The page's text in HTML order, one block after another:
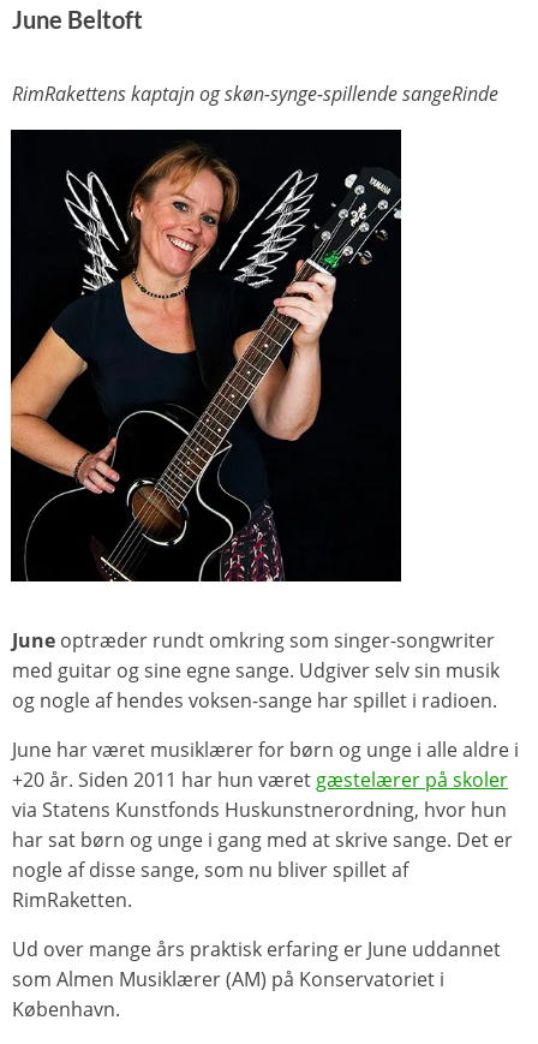
June Beltoft
RimRakettens kaptajn og skøn-synge-spillende sangeRinde
June optræder rundt omkring som singer-songwriter
med guitar og sine egne sange. Udgiver selv sin musik
og nogle af hendes voksen-sange har spillet i radioen.
June har været musiklærer for børn og unge i alle aldre i
+20 år. Siden 2011 har hun været gæstelærer på skoler
via Statens Kunstfonds Huskunstnerordning, hvor hun
har sat børn og unge i gang med at skrive sange. Det er
nogle af disse sange, som nu bliver spillet af
RimRaketten.
Ud over mange års praktisk erfaring er June uddannet
som Almen Musiklærer (AM) på Konservatoriet i
København.